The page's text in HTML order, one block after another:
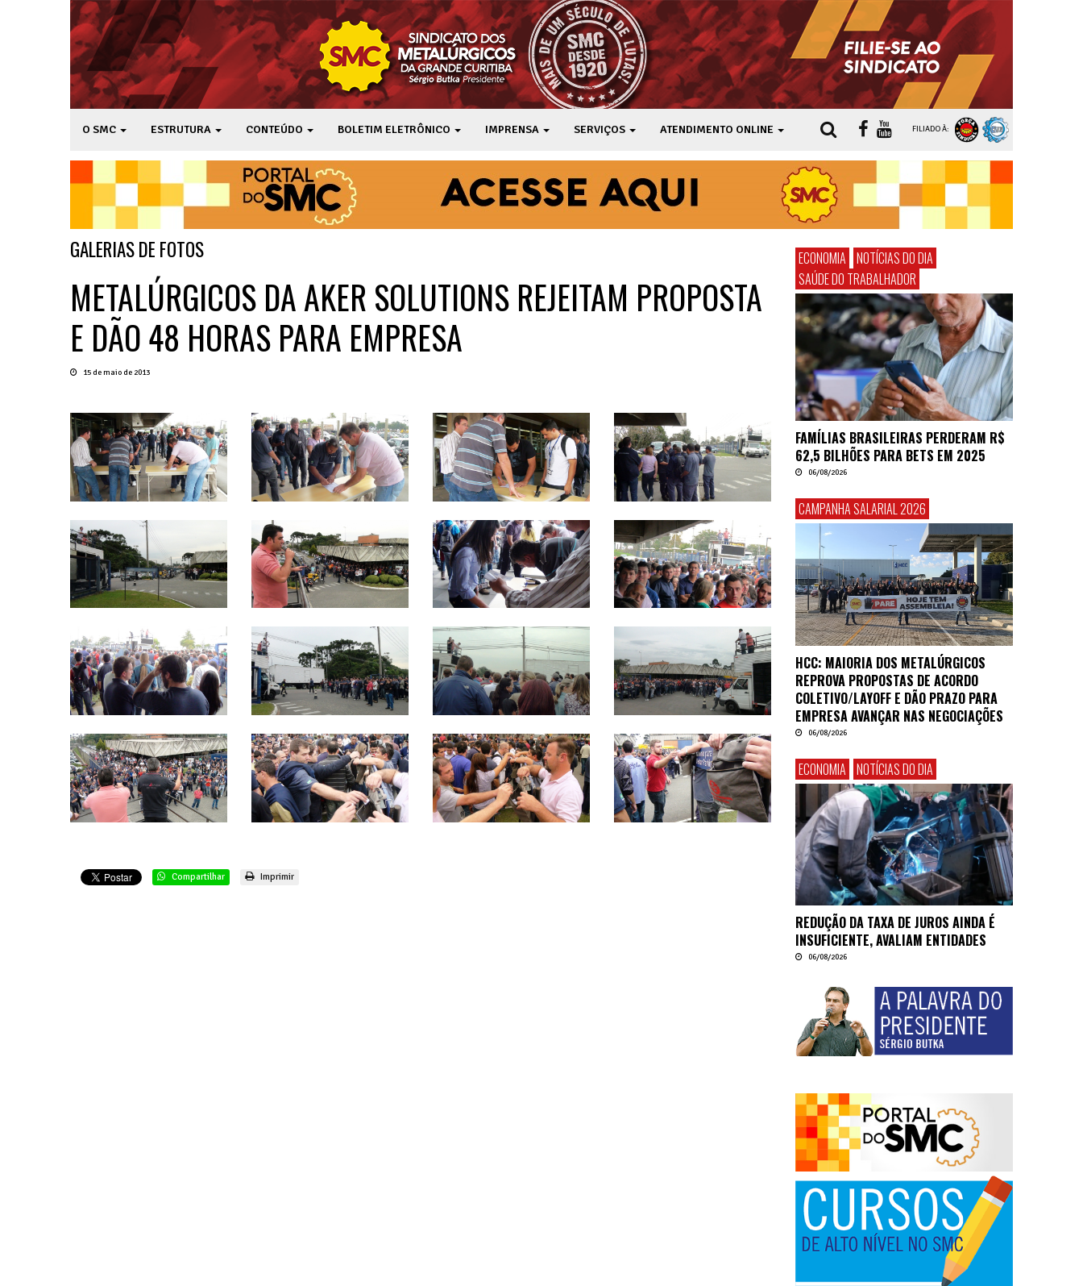
O SMC ESTRUTURA CONTEÚDO BOLETIM ELETRÔNICO IMPRENSA SERVIÇOS ATENDIMENTO ONLINE FILIADO À:
GALERIAS DE FOTOS
METALÚRGICOS DA AKER SOLUTIONS REJEITAM PROPOSTA
E DÃO 48 HORAS PARA EMPRESA
15 de maio de 2013
Compartilhar Imprimir
ECONOMIA NOTÍCIAS DO DIA
SAÚDE DO TRABALHADOR
FAMÍLIAS BRASILEIRAS PERDERAM R$
62,5 BILHÕES PARA BETS EM 2025
06/08/2026
CAMPANHA SALARIAL 2026
HCC: MAIORIA DOS METALÚRGICOS
REPROVA PROPOSTAS DE ACORDO
COLETIVO/LAYOFF E DÃO PRAZO PARA
EMPRESA AVANÇAR NAS NEGOCIAÇÕES
06/08/2026
ECONOMIA NOTÍCIAS DO DIA
REDUÇÃO DA TAXA DE JUROS AINDA É
INSUFICIENTE, AVALIAM ENTIDADES
06/08/2026